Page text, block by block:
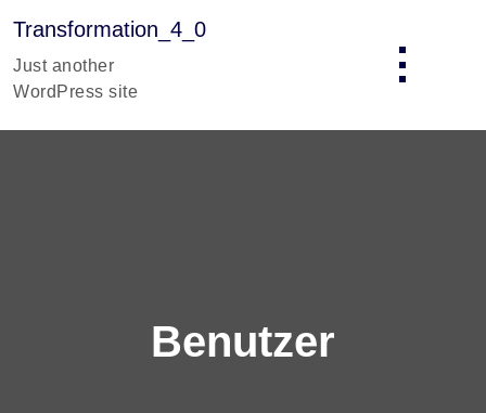
content
Transformation_4_0
Just another
WordPress site
Benutzer